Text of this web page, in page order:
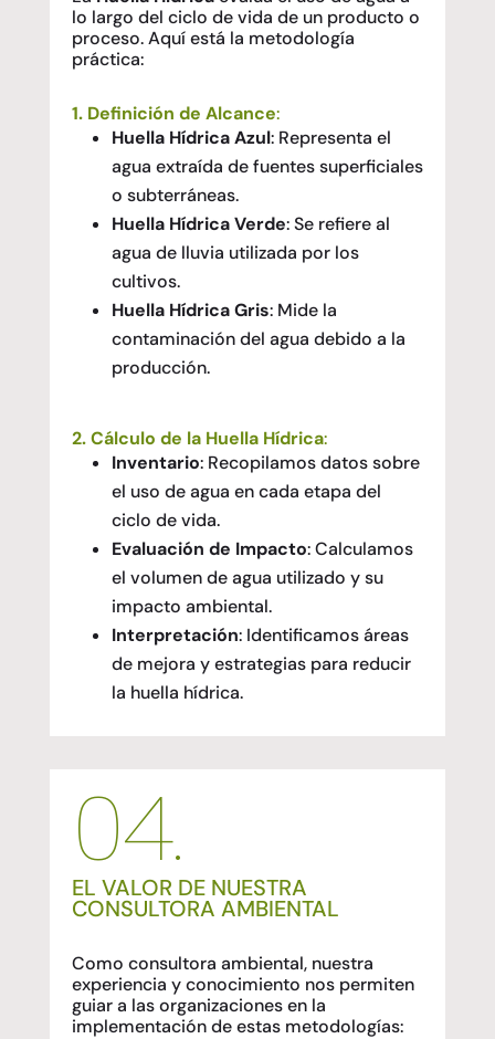
lo largo del ciclo de vida de un producto o
proceso. Aquí está la metodología
práctica:
1. Definición de Alcance:
Huella Hídrica Azul: Representa el
agua extraída de fuentes superficiales
o subterráneas.
Huella Hídrica Verde: Se refiere al
agua de lluvia utilizada por los
cultivos.
Huella Hídrica Gris: Mide la
contaminación del agua debido a la
producción.
2.Cálculo de la Huella Hídrica:
Inventario: Recopilamos datos sobre
el uso de agua en cada etapa del
ciclo de vida.
Evaluación de Impacto: Calculamos
el volumen de agua utilizado y su
impacto ambiental.
Interpretación: Identificamos áreas
de mejora y estrategias para reducir
la huella hídrica.
04.
EL VALOR DE NUESTRA
CONSULTORA AMBIENTAL
Como consultora ambiental, nuestra
experiencia y conocimiento nos permiten
guiar a las organizaciones en la
implementación de estas metodologías: